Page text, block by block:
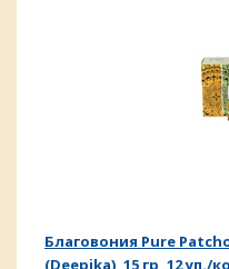
Благовония Pure
(Deepika), 15 гр, 12 уп./